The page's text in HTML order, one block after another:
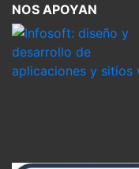
NOS APOYAN